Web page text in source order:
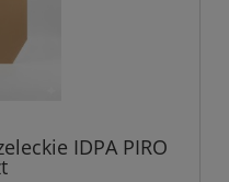
IDPA PIRO